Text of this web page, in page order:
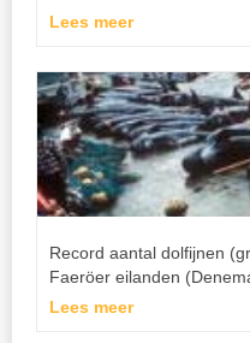
Lees meer
Record aantal dolfijnen
Faeröer eilanden
Lees meer